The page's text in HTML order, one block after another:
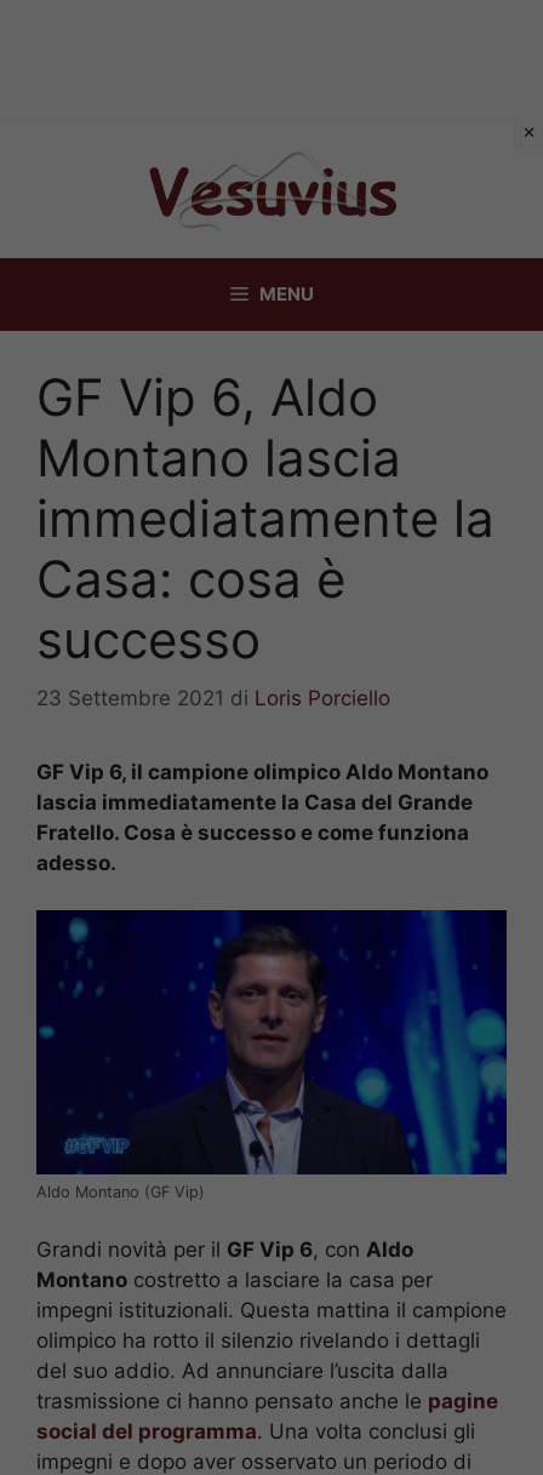
MENU
GF Vip 6, Aldo
Montano lascia
immediatamente la
Casa: cosa è
successo
23 Settembre 2021 di Loris Porciello
GF Vip 6, il campione olimpico Aldo Montano
lascia immediatamente la Casa del Grande
Fratello. Cosa è successo e come funziona
adesso.
Aldo Montano (GF Vip)
Grandi novità per il GF Vip 6, con Aldo
Montano costretto a lasciare la casa per
impegni istituzionali. Questa mattina il campione
olimpico ha rotto il silenzio rivelando i dettagli
del suo addio. Ad annunciare l’uscita dalla
trasmissione ci hanno pensato anche le pagine
social del programma. Una volta conclusi gli
impegni e dopo aver osservato un periodo di